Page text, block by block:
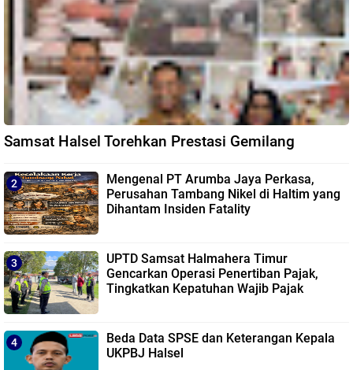
Samsat Halsel Torehkan Prestasi Gemilang
Mengenal PT Arumba Jaya Perkasa,
Perusahan Tambang Nikel di Haltim yang
Dihantam Insiden Fatality
UPTD Samsat Halmahera Timur
Gencarkan Operasi Penertiban Pajak,
Tingkatkan Kepatuhan Wajib Pajak
Beda Data SPSE dan Keterangan Kepala
UKPBJ Halsel